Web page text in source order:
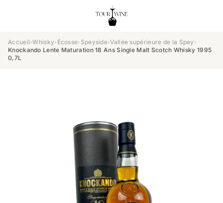
Accueil›Whisky› Écosse› Speyside›Vallée supérieure de la Spey ›
Knockando Lente Maturation 18 Ans Single Malt Scotch Whisky 1995
0,7L